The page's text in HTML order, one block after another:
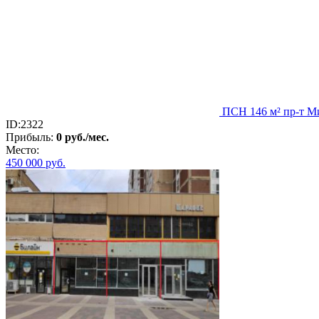
ПСН 146 м² пр-т
ID:2322
Прибыль: 0 руб./мес.
Место:
450 000 руб.